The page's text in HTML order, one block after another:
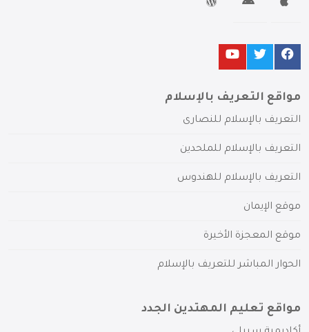
مواقع التعريف بالإسلام
التعريف بالإسلام للنصارى
التعريف بالإسلام للملحدين
التعريف بالإسلام للهندوس
موقع الإيمان
موقع المعجزة الأخيرة
الحوار المباشر للتعريف بالإسلام
مواقع تعليم المهتدين الجدد